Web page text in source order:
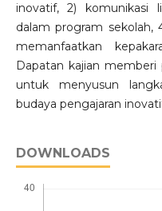
inovatif, 2) komunikasi
dalam program sekolah,
memanfaatkan
Dapatan kajian memberi
untuk menyusun
budaya pengajaran
DOWNLOADS